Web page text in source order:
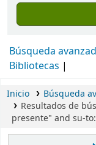
Búsqueda
Bibliotecas
Inicio
Búsqueda
Resultados de
presente" and su-